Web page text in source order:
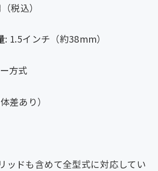
税込）
: 1.5インチ（約38mm）
方式
差あり）
ッドも含めて全型式に対応してい